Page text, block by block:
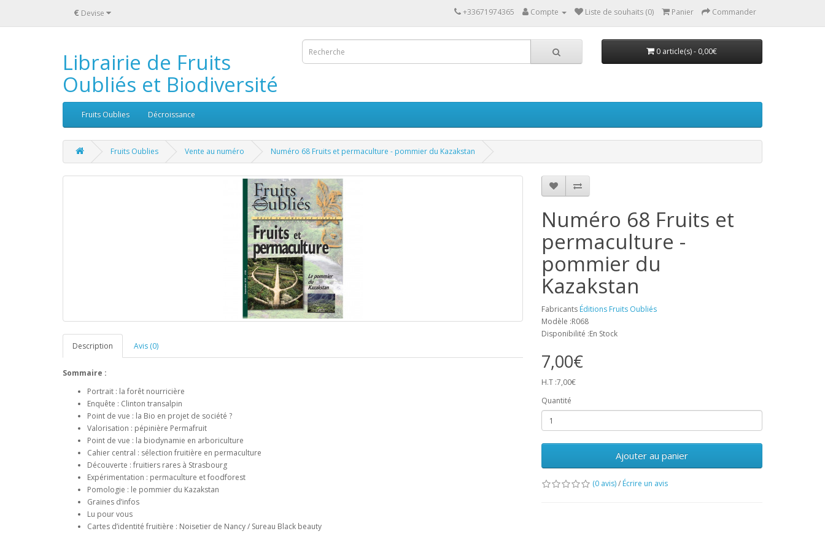
€ Devise +33671974365 Compte Liste de souhaits (0) Panier Commander
Librairie de Fruits
Oubliés et Biodiversité
0 article(s) - 0,00€
Fruits Oublies Décroissance
Fruits Oublies Vente au numéro Numéro 68 Fruits et permaculture - pommier du Kazakstan
Description Avis (0)
Sommaire :
Portrait : la forêt nourricière
Enquête : Clinton transalpin
Point de vue : la Bio en projet de société ?
Valorisation : pépinière Permafruit
Point de vue : la biodynamie en arboriculture
Cahier central : sélection fruitière en permaculture
Découverte : fruitiers rares à Strasbourg
Expérimentation : permaculture et foodforest
Pomologie : le pommier du Kazakstan
Graines d’infos
Lu pour vous
Cartes d’identité fruitière : Noisetier de Nancy / Sureau Black beauty
Numéro 68 Fruits et
permaculture -
pommier du
Kazakstan
Fabricants Éditions Fruits Oubliés
Modèle :R068
Disponibilité :En Stock
7,00€
H.T :7,00€
Quantité
Ajouter au panier
(0 avis)/ Écrire un avis